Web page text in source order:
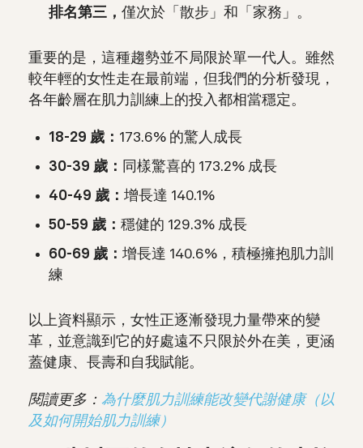
排名第三， 僅次於「散步」和「家務」。
重要的是，這種趨勢並不局限於單一代人。雖然
較年輕的女性走在最前端，但我們的分析發現，
各年齡層在肌力訓練上的投入都相當穩定。
18-29 歲： 173.6% 的驚人成長
30-39 歲：
同樣驚喜的 173.2% 成長
40-49 歲： 增長達 140.1%
50-59 歲： 穩健的 129.3% 成長
60-69 歲： 增長達 140.6%， 積極擁抱肌力訓
練
以上資料顯示，女性正逐漸發現力量帶來的變
革，並意識到它的好處遠不只限於外在美，更涵
蓋健康、長壽和自我賦能。
閱讀更多： 為什麼肌力訓練能改變代謝健康（以
及如何開始肌力訓練）